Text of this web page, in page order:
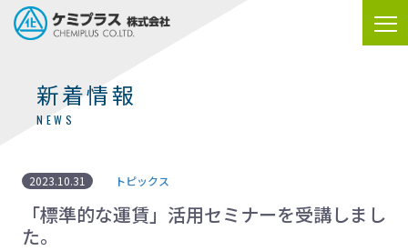
新着情報
NEWS
2023.10.31 トピックス
「標準的な運賃」活用セミナーを受講しまし
た。